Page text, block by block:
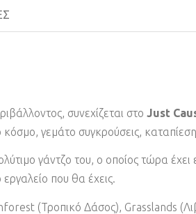
συνεχίζεται στο Just
γεμάτο συγκρούσεις,
γάντζο του, ο οποίος τώρα έχει
που θα έχεις.
(Τροπικό Δάσος), Grasslands